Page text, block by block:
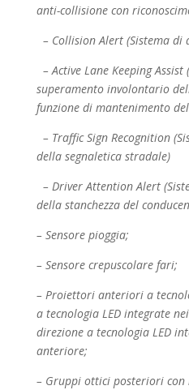
anti-collisione con
– Collision Alert (Sistema
– Active Lane Keeping
superamento involontario
funzione di mantenimento
– Traffic Sign Recognition
della segnaletica stradale)
– Driver Attention Alert
della stanchezza del
– Sensore pioggia;
– Sensore crepuscolare fari;
– Proiettori anteriori a
a tecnologia LED integrate nei
direzione a tecnologia LED
anteriore;
– Gruppi ottici posteriori